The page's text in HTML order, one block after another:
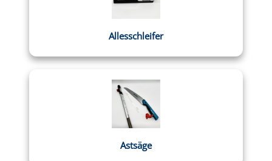
Allesschleifer
Astsäge